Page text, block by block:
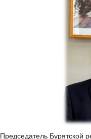
Председатель Бурятской